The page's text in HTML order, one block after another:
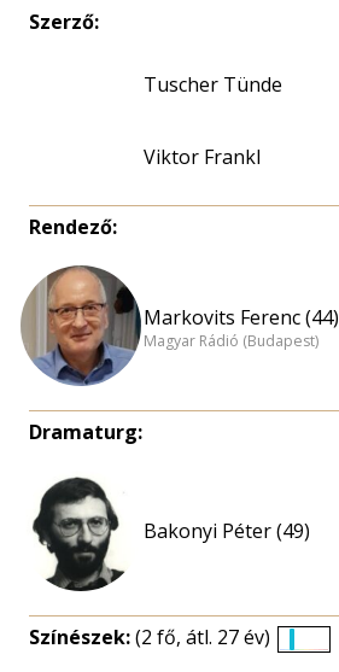
Szerző:
Tuscher Tünde
Viktor Frankl
Rendező:
Markovits Ferenc (44)
Magyar Rádió (Budapest)
Dramaturg:
Bakonyi Péter (49)
Színészek:(2 fő, átl. 27 év)